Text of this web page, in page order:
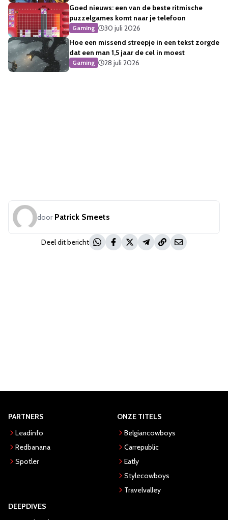
Goed nieuws: een van de beste ritmische
puzzelgames komt naar je telefoon
Gaming
30 juli 2026
Hoe een missend streepje in een tekst zorgde
dat een man 1,5 jaar de cel in moest
Gaming 28 juli 2026
door Patrick Smeets
Deel dit bericht
PARTNERS
Leadinfo
Redbanana
Spotler
ONZE TITELS
Belgiancowboys
Carrepublic
Eatly
Stylecowboys
Travelvalley
DEEPDIVES